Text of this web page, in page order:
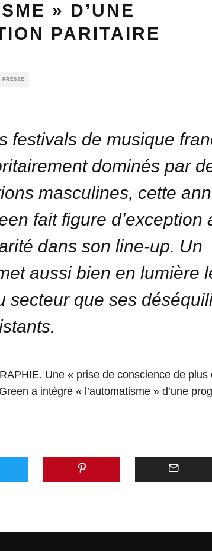
» D’UNE
PARITAIRE
PRESSE
festivals de musique
dominés par
masculines, cette
fait figure d’exception
dans son line-up. Un
aussi bien en lumière
secteur que ses
Une « prise de conscience de plus
a intégré « l’automatisme » d’une